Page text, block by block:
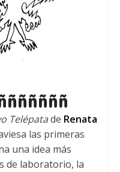
Telépatade Renata
las primeras
una idea más
de laboratorio, la